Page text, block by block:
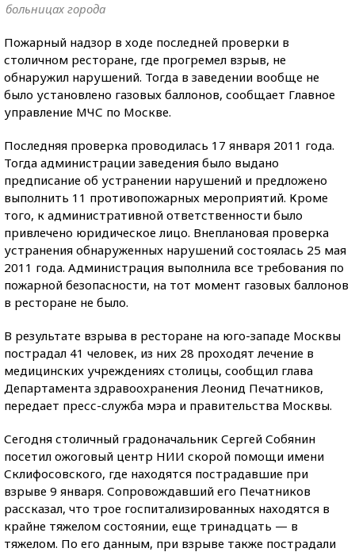
больницах города
Пожарный надзор в ходе последней проверки в
столичном ресторане, где прогремел взрыв, не
обнаружил нарушений. Тогда в заведении вообще не
было установлено газовых баллонов, сообщает Главное
управление МЧС по Москве.
Последняя проверка проводилась 17 января 2011 года.
Тогда администрации заведения было выдано
предписание об устранении нарушений и предложено
выполнить 11 противопожарных мероприятий. Кроме
того, к административной ответственности было
привлечено юридическое лицо. Внеплановая проверка
устранения обнаруженных нарушений состоялась 25 мая
2011 года. Администрация выполнила все требования по
пожарной безопасности, на тот момент газовых баллонов
в ресторане не было.
В результате взрыва в ресторане на юго-западе Москвы
пострадал 41 человек, из них 28 проходят лечение в
медицинских учреждениях столицы, сообщил глава
Департамента здравоохранения Леонид Печатников,
передает пресс-служба мэра и правительства Москвы.
Сегодня столичный градоначальник Сергей Собянин
посетил ожоговый центр НИИ скорой помощи имени
Склифосовского, где находятся пострадавшие при
взрыве 9 января. Сопровождавший его Печатников
рассказал, что трое госпитализированных находятся в
крайне тяжелом состоянии, еще тринадцать — в
тяжелом. По его данным, при взрыве также пострадали